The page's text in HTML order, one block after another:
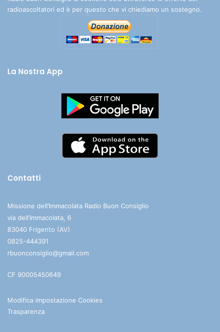
radioascoltatori ed è per questo che vi chiediamo un sostegno.
La Nostra App
Contatti
Missione dell’Immacolata Radio Buon Consiglio
via dell’Immacolata, 6
83040 Frigento (AV)
0825-444391
rbuonconsiglio@gmail.com
CF 90005450649
Modifica impostazione Cookies
Trasparenza